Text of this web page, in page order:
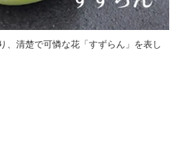
、清楚で可憐な花「すずらん」を表し